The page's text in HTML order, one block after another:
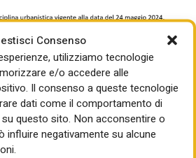
Consenso
utilizziamo tecnologie
e/o accedere alle
Il consenso a queste tecnologie
dati come il comportamento di
questo sito. Non acconsentire o
influire negativamente su alcune